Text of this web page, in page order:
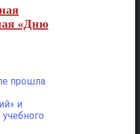
«Дню
прошла
и